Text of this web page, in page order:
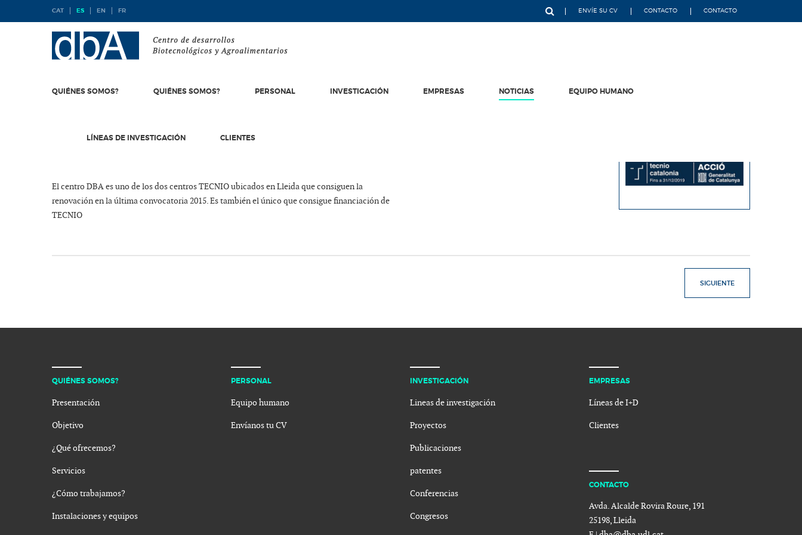
CAT ES EN FR ENVÍE SU CV CONTACTO CONTACTO
QUIÉNES SOMOS? QUIÉNES SOMOS? PERSONAL INVESTIGACIÓN EMPRESAS NOTICIAS EQUIPO HUMANO
LÍNEAS DE INVESTIGACIÓN CLIENTES
INICIO - NOTICIAS - DBA CENTRO TECNIO
DBA CENTRO TECNIO
El centro DBA es uno de los dos centros TECNIO ubicados en Lleida que consiguen la
renovación en la última convocatoria 2015. Es también el único que consigue financiación de
TECNIO
SIGUIENTE
QUIÉNES SOMOS?
Presentación
Objetivo
¿Qué ofrecemos?
Servicios
¿Cómo trabajamos?
Instalaciones y equipos
PERSONAL
Equipo humano
Envíanos tu CV
INVESTIGACIÓN
Lineas de investigación
Proyectos
Publicaciones
patentes
Conferencias
Congresos
EMPRESAS
Líneas de I+D
Clientes
CONTACTO
Avda. Alcalde Rovira Roure, 191
25198, Lleida